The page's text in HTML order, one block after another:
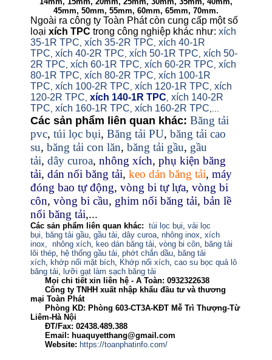
45mm, 50mm, 55mm, 60mm, 65mm, 70mm.
Ngoài ra công ty Toàn Phát còn cung cấp một số
loại xích TPC trong công nghiệp khác như: xích
35-1R TPC, xích 35-2R TPC, xích 40-1R
TPC, xích 40-2R TPC, xích 50-1R TPC, xích 50-
2R TPC, xích 60-1R TPC, xích 60-2R TPC, xích
80-1R TPC, xích 80-2R TPC, xích 100-1R
TPC, xích 100-2R TPC, xích 120-1R TPC, xích
120-2R TPC, xích 140-1R TPC, xích 140-2R
TPC, xích 160-1R TPC, xích 160-2R TPC,...
Các sản phẩm liên quan khác: Băng tải
pvc, túi lọc bụi, Băng tải PU, băng tải cao
su, băng tải con lăn, băng tải gầu, gầu
tải, dây curoa, nhông xích, phụ kiện băng
tải, dán nối băng tải, keo dán băng tải, máy
đóng bao tự động, vòng bi tự lựa, vòng bi
côn, vòng bi cầu, ghim nối băng tải, bản lề
nối băng tải,...
Các sản phẩm liên quan khác: túi lọc bụi, vải lọc
bụi, băng tải gầu, gầu tải, dây curoa, nhông inox, xích
inox, nhông xích, keo dán băng tải, vòng bi côn, băng tải
lõi thép, hệ thống gầu tải, phớt chắn dầu, băng tải
xích, khớp nối mặt bích, Khớp nối xích, cao su bọc quả lô
băng tải, lưỡi gạt làm sạch băng tải
Mọi chi tiết xin liên hệ - A Toàn: 0932322638
Công ty TNHH xuất nhập khẩu đầu tư và thương
mại Toàn Phát
Phòng KD: Phòng 603-CT3A-KĐT Mễ Trì Thượng-Từ
Liêm-Hà Nội
ĐT/Fax: 02438.489.388
Email: huaquyetthang@gmail.com
Website: https://toanphatinfo.com/